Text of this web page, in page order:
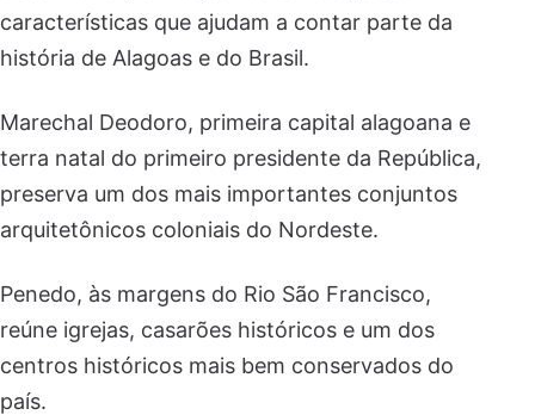
características que ajudam a contar parte da
história de Alagoas e do Brasil.
Marechal Deodoro, primeira capital alagoana e
terra natal do primeiro presidente da República,
preserva um dos mais importantes conjuntos
arquitetônicos coloniais do Nordeste.
Penedo, às margens do Rio São Francisco,
reúne igrejas, casarões históricos e um dos
centros históricos mais bem conservados do
país.